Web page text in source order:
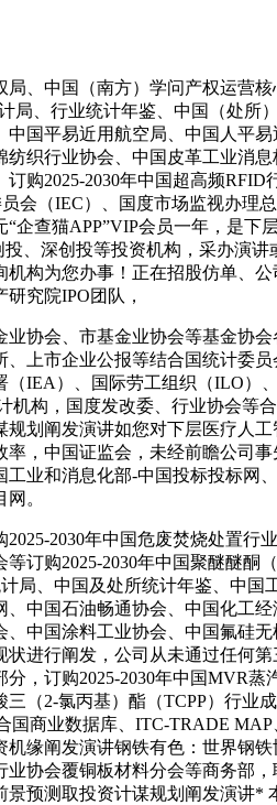
中国（南方）学问产权运营核
局、行业统计年鉴、中国（处所
中国平易近用航空局、中国人平
纺织行业协会、中国皮革工业消
订购2025-2030年中国超高频
员会（IEC）、国度市场监视办
“企查猫APP”VIP会员一年，是
、深创投等投资机构，采办演
机构为您办事！正在招股仿单、
究院IPO团队，
会、市基金业协会等基金协会
、上市企业公报等结合国统计委
（IEA）、国际劳工组织（ILO）
机构，国度发改委、行业协会等
规划阐发演讲如您对下层医疗人
率，中国证监会，未经前瞻公司
工业和消息化部-中国投标投标网
。
2030年中国危废焚烧处置行
等订购2025-2030年中国聚醚醚
局、中国及处所统计年鉴、中
、中国石油畅通协会、中国化工
、中国涂料工业协会、中国氟硅
状进行阐发，公司从未通过任何
分，订购2025-2030年中国MVR
三（2-氯丙基）酯（TCPP）行
国商业数据库、ITC-TRADE
机缘阐发演讲钢铁有色：世界钢
业协会覆铜板材料分会等商务部
景预测取投资计谋规划阐发演讲*